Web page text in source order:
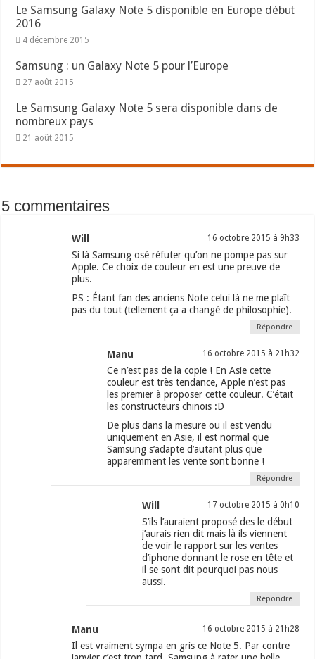
Le Samsung Galaxy Note 5 disponible en Europe début
2016
4 décembre 2015
Samsung : un Galaxy Note 5 pour l’Europe
27 août 2015
Le Samsung Galaxy Note 5 sera disponible dans de
nombreux pays
21 août 2015
5 commentaires
Will 16 octobre 2015 à 9h33
Si là Samsung osé réfuter qu’on ne pompe pas sur
Apple. Ce choix de couleur en est une preuve de
plus.
PS : Étant fan des anciens Note celui là ne me plaît
pas du tout (tellement ça a changé de philosophie).
Répondre
Manu 16 octobre 2015 à 21h32
Ce n’est pas de la copie ! En Asie cette
couleur est très tendance, Apple n’est pas
les premier à proposer cette couleur. C’était
les constructeurs chinois :D
De plus dans la mesure ou il est vendu
uniquement en Asie, il est normal que
Samsung s’adapte d’autant plus que
apparemment les vente sont bonne !
Répondre
Will 17 octobre 2015 à 0h10
S’ils l’auraient proposé des le début
j’aurais rien dit mais là ils viennent
de voir le rapport sur les ventes
d’iphone donnant le rose en tête et
il se sont dit pourquoi pas nous
aussi.
Répondre
Manu 16 octobre 2015 à 21h28
Il est vraiment sympa en gris ce Note 5. Par contre